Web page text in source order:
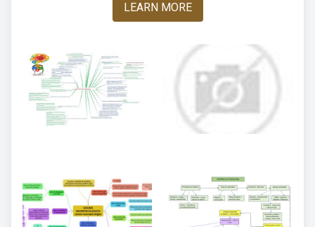
LEARN MORE